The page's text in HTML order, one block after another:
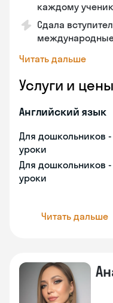
каждому
Сдала
Читать дальше
Услуги и цены
Английский язык
Для дошкольников
уроки
Для дошкольников
уроки
Читать дальше